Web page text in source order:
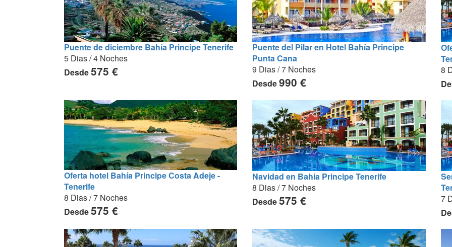
Puente de diciembre Bahía Principe Tenerife
5 Dias / 4 Noches
Desde575 €
Puente del Pilar en Hotel Bahía Principe
Punta Cana
9 Dias / 7 Noches
Desde990 €
8
Oferta hotel Bahía Principe Costa Adeje -
Tenerife
8 Dias / 7 Noches
Desde575 €
Navidad en Bahia Principe Tenerife
8 Dias / 7 Noches
Desde575 €
7